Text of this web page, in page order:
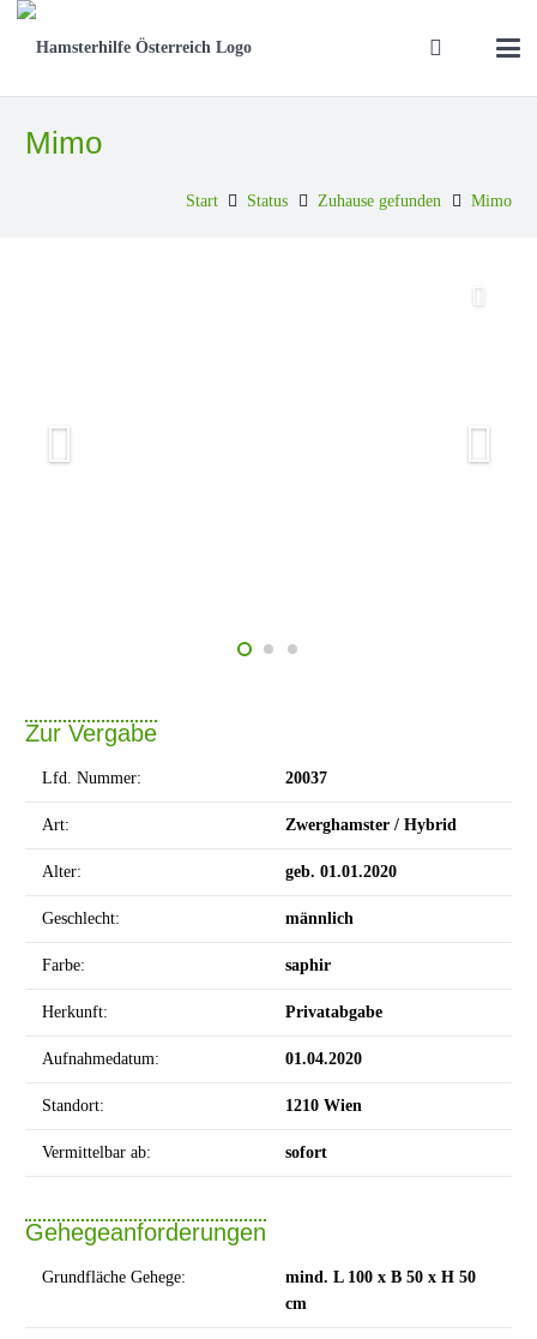
Mimo
Start Status Zuhause gefunden Mimo
Zur Vergabe
Lfd. Nummer: 20037
Art: Zwerghamster / Hybrid
Alter: geb. 01.01.2020
Geschlecht: männlich
Farbe: saphir
Herkunft: Privatabgabe
Aufnahmedatum: 01.04.2020
Standort: 1210 Wien
Vermittelbar ab: sofort
Gehegeanforderungen
Grundfläche Gehege:
mind. L 100 x B 50 x H 50
cm